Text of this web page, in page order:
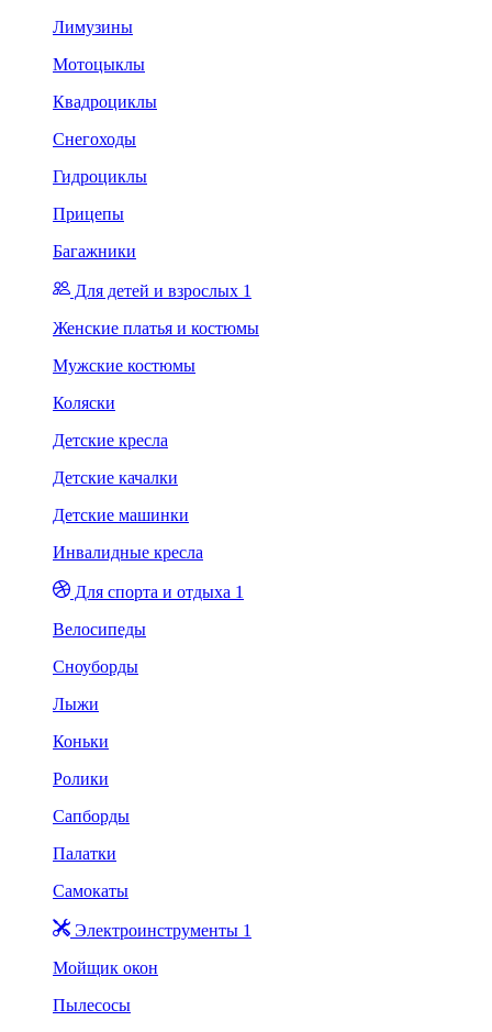
Лимузины
Мотоцыклы
Квадроциклы
Снегоходы
Гидроциклы
Прицепы
Багажники
Для детей и взрослых 1
Женские платья и костюмы
Мужские костюмы
Коляски
Детские кресла
Детские качалки
Детские машинки
Инвалидные кресла
Для спорта и отдыха 1
Велосипеды
Сноуборды
Лыжи
Коньки
Ролики
Сапборды
Палатки
Самокаты
Электроинструменты 1
Мойщик окон
Пылесосы